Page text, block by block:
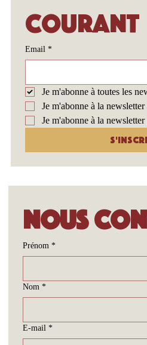
courant
Email *
Je m'abonne à toutes les
Je m'abonne à la newsletter
Je m'abonne à la
Nous
Prénom *
Nom *
E-mail *